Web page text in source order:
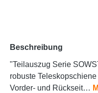
Beschreibung
"Teilauszug Serie
robuste
Vorder- und Rückseit…